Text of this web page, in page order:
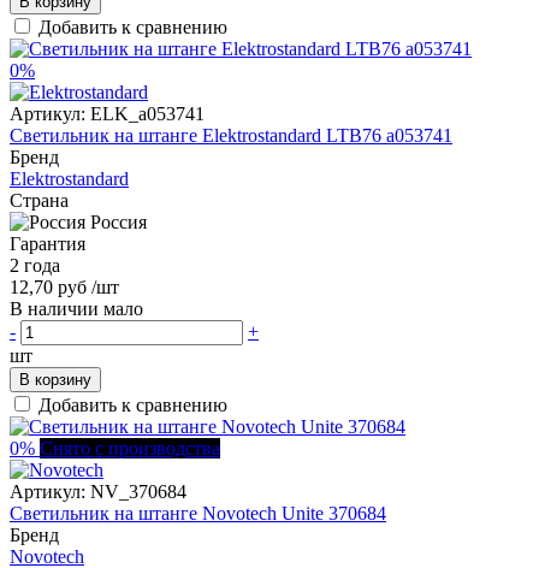
Добавить к сравнению
0%
Артикул: ELK_a053741
Светильник на штанге Elektrostandard LTB76 a053741
Бренд
Elektrostandard
Страна
Россия
Гарантия
2 года
12,70 руб /шт
В наличии мало
-
+
шт
В корзину
Добавить к сравнению
0% Снято с производства
Артикул: NV_370684
Светильник на штанге Novotech Unite 370684
Бренд
Novotech